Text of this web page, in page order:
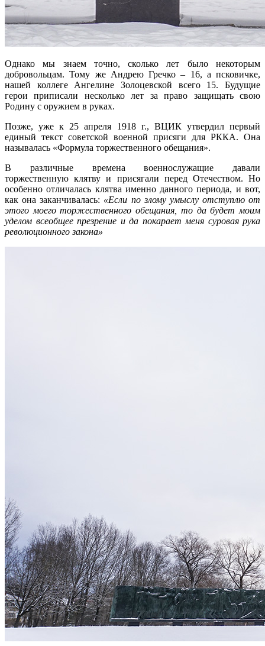
Однако мы знаем точно, сколько лет было некоторым
добровольцам. Тому же Андрею Гречко – 16, а псковичке,
нашей коллеге Ангелине Золоцевской всего 15. Будущие
герои приписали несколько лет за право защищать свою
Родину с оружием в руках.
Позже, уже к 25 апреля 1918 г., ВЦИК утвердил первый
единый текст советской военной присяги для РККА. Она
называлась «Формула торжественного обещания».
В различные времена военнослужащие давали
торжественную клятву и присягали перед Отечеством. Но
особенно отличалась клятва именно данного периода, и вот,
как она заканчивалась: «Если по злому умыслу отступлю от
этого моего торжественного обещания, то да будет моим
уделом всеобщее презрение и да покарает меня суровая рука
революционного закона»